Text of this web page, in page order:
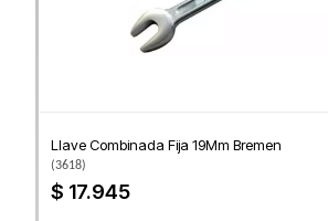
Llave Combinada Fija 19Mm Bremen
(3618)
$ 17.945